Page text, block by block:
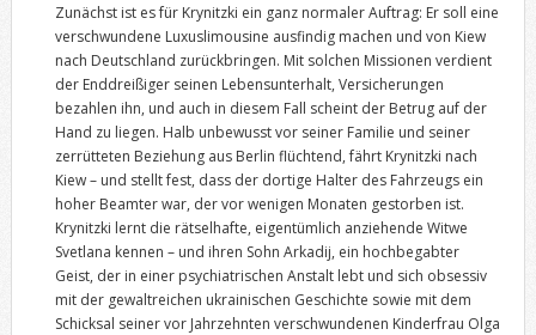
Zunächst ist es für Krynitzki ein ganz normaler Auftrag: Er soll eine
verschwundene Luxuslimousine ausfindig machen und von Kiew
nach Deutschland zurückbringen. Mit solchen Missionen verdient
der Enddreißiger seinen Lebensunterhalt, Versicherungen
bezahlen ihn, und auch in diesem Fall scheint der Betrug auf der
Hand zu liegen. Halb unbewusst vor seiner Familie und seiner
zerrütteten Beziehung aus Berlin flüchtend, fährt Krynitzki nach
Kiew – und stellt fest, dass der dortige Halter des Fahrzeugs ein
hoher Beamter war, der vor wenigen Monaten gestorben ist.
Krynitzki lernt die rätselhafte, eigentümlich anziehende Witwe
Svetlana kennen – und ihren Sohn Arkadij, ein hoch­begabter
Geist, der in einer psychia­trischen Anstalt lebt und sich obsessiv
mit der gewaltreichen ukrainischen Geschichte sowie mit dem
Schicksal seiner vor Jahrzehnten verschwundenen Kinderfrau Olga